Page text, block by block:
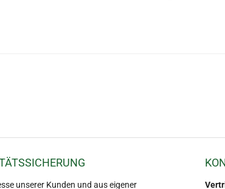
unserer Kunden und aus eigener